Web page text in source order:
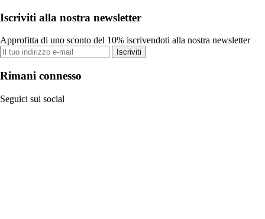
Iscriviti alla nostra newsletter
Approfitta di uno sconto del 10% iscrivendoti alla nostra newsletter
Iscriviti
Rimani connesso
Seguici sui social